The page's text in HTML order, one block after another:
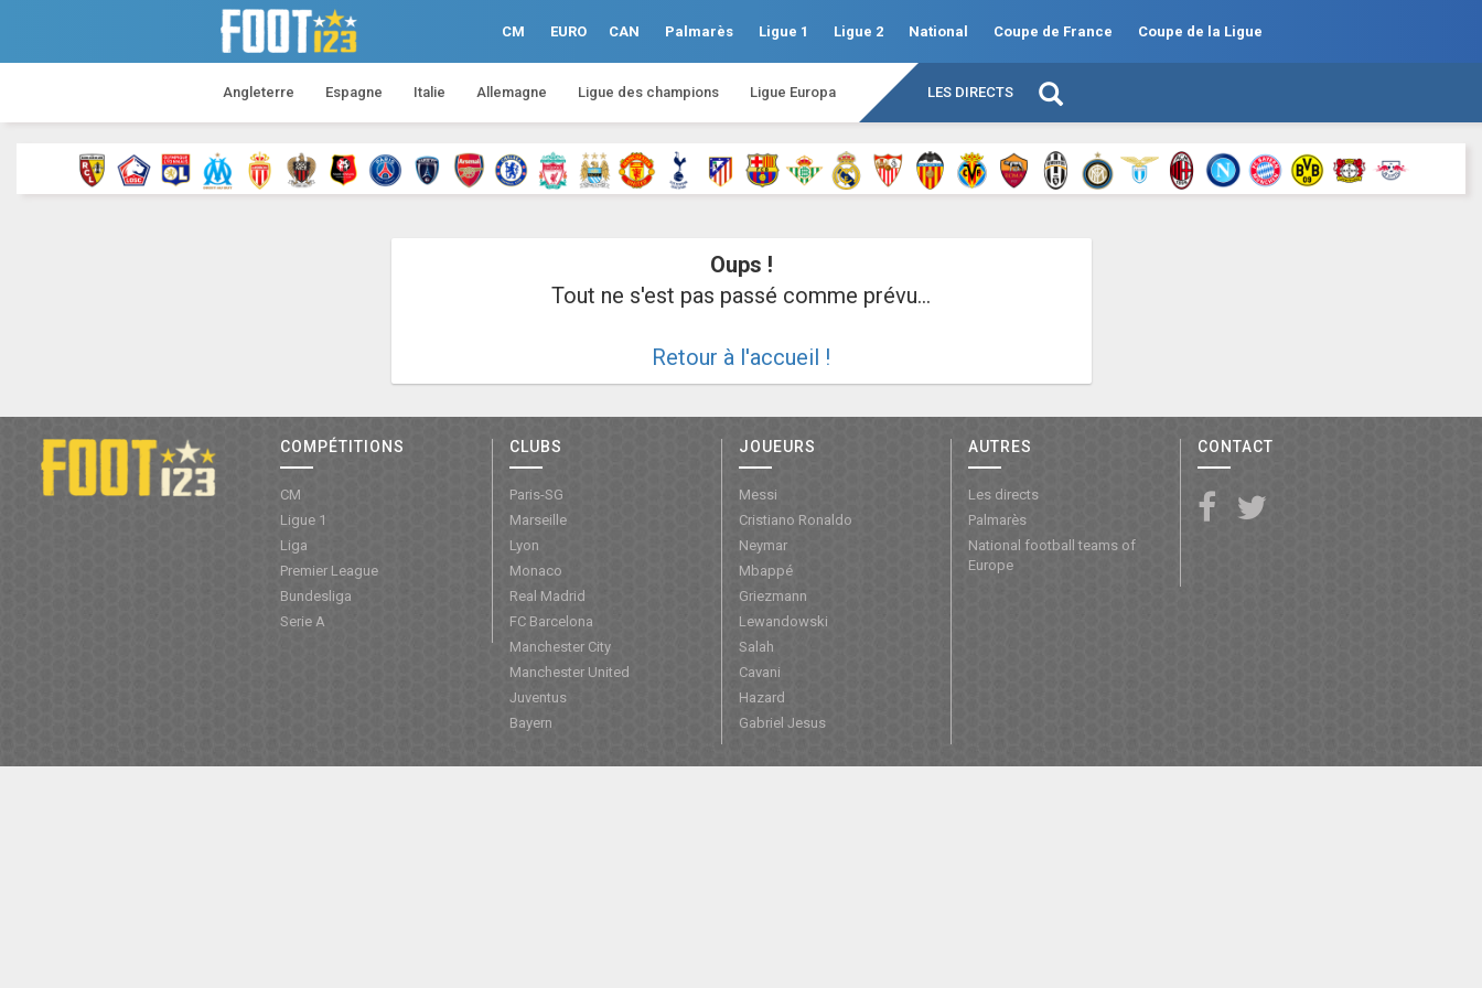
CM EURO CAN Palmarès Ligue 1 Ligue 2 National Coupe de France Coupe de la Ligue
Angleterre Espagne Italie Allemagne Ligue des champions Ligue Europa LES DIRECTS
Oups !
Tout ne s'est pas passé comme prévu...
Retour à l'accueil !
COMPÉTITIONS
CM
Ligue 1
Liga
Premier League
Bundesliga
Serie A
CLUBS
Paris-SG
Marseille
Lyon
Monaco
Real Madrid
FC Barcelona
Manchester City
Manchester United
Juventus
Bayern
JOUEURS
Messi
Cristiano Ronaldo
Neymar
Mbappé
Griezmann
Lewandowski
Salah
Cavani
Hazard
Gabriel Jesus
AUTRES
Les directs
Palmarès
National football teams of
Europe
CONTACT